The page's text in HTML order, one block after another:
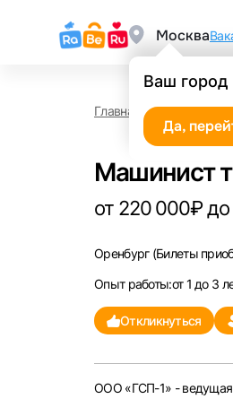
Москва
Ваш город
Да,
Главная Работа в
Машинист
от 220 000₽
Оренбург (Билеты
Опыт работы:от 1 до 3
Откликнуться
ООО «ГСП-1» - ведущая